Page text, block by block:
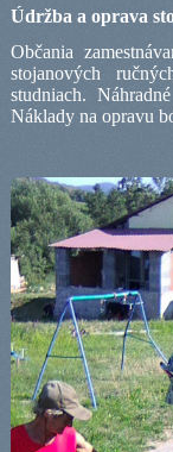
Údržba a oprava
Občania
stojanových
studniach.
Náklady na opravu